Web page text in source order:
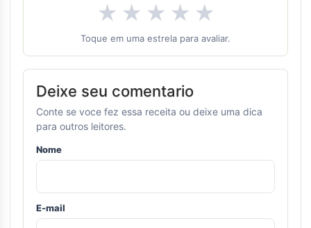
★ ★ ★ ★ ★
Toque em uma estrela para avaliar.
Deixe seu comentario
Conte se voce fez essa receita ou deixe uma dica
para outros leitores.
Nome
E-mail